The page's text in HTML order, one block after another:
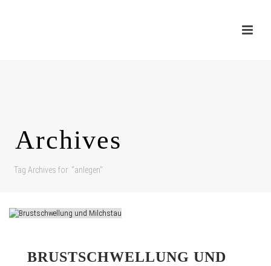
Archives
Tag Archives for: "anlegen"
BRUSTSCHWELLUNG UND